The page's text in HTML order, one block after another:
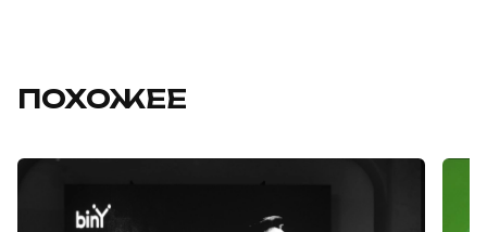
ПОХОЖЕЕ